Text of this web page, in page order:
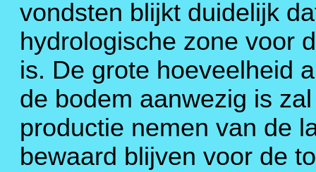
vondsten blijkt duidelijk
hydrologische zone voor
is. De grote hoeveelheid
de bodem aanwezig is
productie nemen van de
bewaard blijven voor de